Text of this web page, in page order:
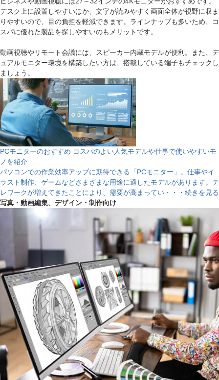
デスク上に設置しやすいほか、文字が読みやすく画面全体が視野に収ま
りやすいので、目の負担を軽減できます。ラインナップも多いため、コ
スパに優れた製品を探しやすいのもメリットです。
動画視聴やリモート会議には、スピーカー内蔵モデルが便利。また、デ
ュアルモニター環境を構築したい方は、搭載している端子もチェックし
ましょう。
PCモニターのおすすめ コスパのよい人気モデルや仕事で使いやすいモ
ノを紹介
パソコンでの作業効率アップに期待できる「PCモニター」。仕事やイ
ラスト制作、ゲームなどさまざまな用途に適したモデルがあります。テ
レワークが増えてきたことにより、需要が高まってい・・・続きを見る
写真・動画編集、デザイン・制作向け